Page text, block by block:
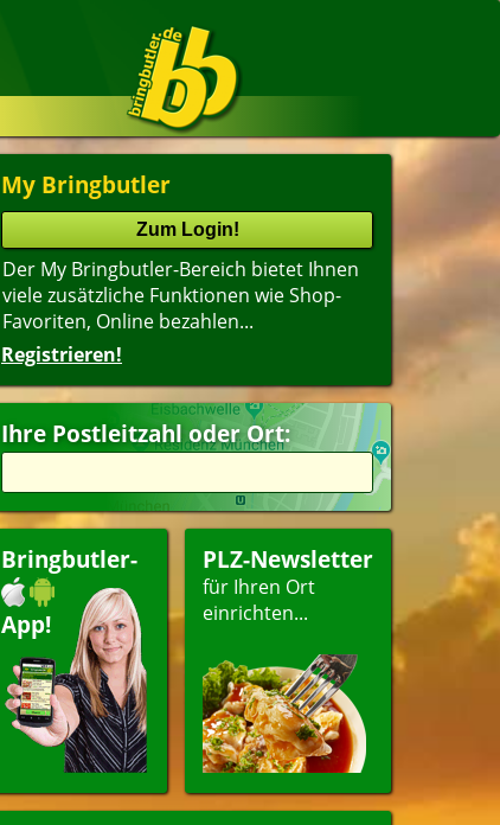
My Bringbutler
Der My Bringbutler-Bereich bietet Ihnen
viele zusätzliche Funktionen wie Shop-
Favoriten, Online bezahlen...
Registrieren!
Ihre Postleitzahl oder Ort:
Bringbutler-
App!
PLZ-Newsletter
für Ihren Ort
einrichten...